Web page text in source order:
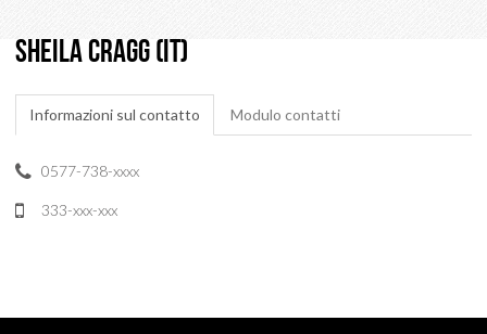
SHEILA CRAGG (IT)
Informazioni sul contatto Modulo contatti
0577-738-xxxx
333-xxx-xxx